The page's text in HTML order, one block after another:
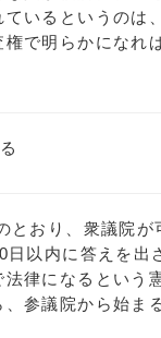
いるというのは
で明らかになれ
おり、衆議院が
日以内に答えを
律になるという
参議院から始ま